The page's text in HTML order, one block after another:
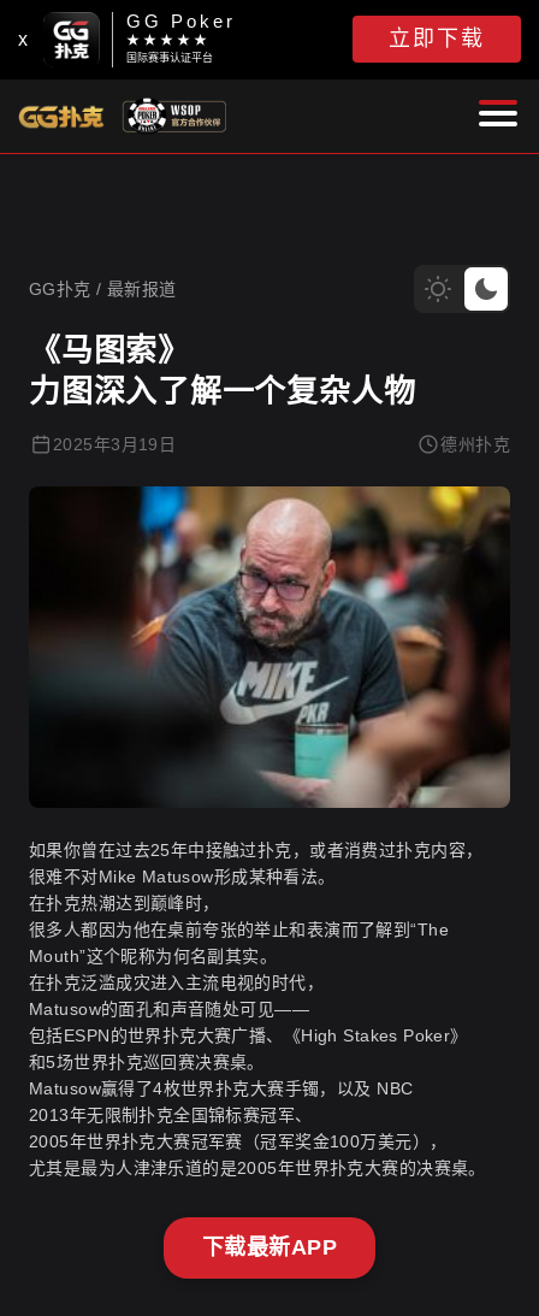
x
GG Poker
★ ★ ★ ★ ★
国际赛事认证平台
立即下载
GG扑克 / 最新报道
《马图索》
力图深入了解一个复杂人物
2025年3月19日 德州扑克
如果你曾在过去25年中接触过扑克，或者消费过扑克内容，
很难不对Mike Matusow形成某种看法。
在扑克热潮达到巅峰时，
很多人都因为他在桌前夸张的举止和表演而了解到“The
Mouth”这个昵称为何名副其实。
在扑克泛滥成灾进入主流电视的时代，
Matusow的面孔和声音随处可见——
包括ESPN的世界扑克大赛广播、《High Stakes Poker》
和5场世界扑克巡回赛决赛桌。
Matusow赢得了4枚世界扑克大赛手镯，以及 NBC
2013年无限制扑克全国锦标赛冠军、
2005年世界扑克大赛冠军赛（冠军奖金100万美元），
尤其是最为人津津乐道的是2005年世界扑克大赛的决赛桌。
下载最新APP